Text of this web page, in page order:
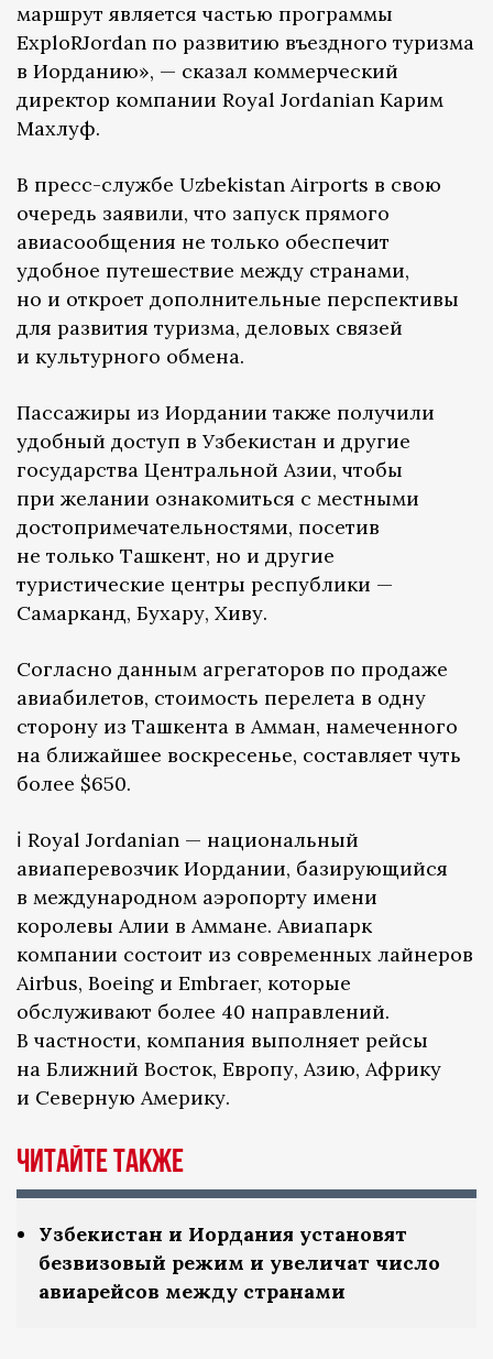
маршрут является частью программы
ExploRJordan по развитию въездного туризма
в Иорданию», — сказал коммерческий
директор компании Royal Jordanian Карим
Махлуф.
В пресс-службе Uzbekistan Airports в свою
очередь заявили, что запуск прямого
авиасообщения не только обеспечит
удобное путешествие между странами,
но и откроет дополнительные перспективы
для развития туризма, деловых связей
и культурного обмена.
Пассажиры из Иордании также получили
удобный доступ в Узбекистан и другие
государства Центральной Азии, чтобы
при желании ознакомиться с местными
достопримечательностями, посетив
не только Ташкент, но и другие
туристические центры республики —
Самарканд, Бухару, Хиву.
Согласно данным агрегаторов по продаже
авиабилетов, стоимость перелета в одну
сторону из Ташкента в Амман, намеченного
на ближайшее воскресенье, составляет чуть
более $650.
ℹ️ Royal Jordanian — национальный
авиаперевозчик Иордании, базирующийся
в международном аэропорту имени
королевы Алии в Аммане. Авиапарк
компании состоит из современных лайнеров
Airbus, Boeing и Embraer, которые
обслуживают более 40 направлений.
В частности, компания выполняет рейсы
на Ближний Восток, Европу, Азию, Африку
и Северную Америку.
Читайте также
Узбекистан и Иордания установят
безвизовый режим и увеличат число
авиарейсов между странами